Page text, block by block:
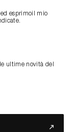
esprimoil mio
ultime novità del